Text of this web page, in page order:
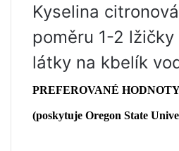
Kyselina
poměru 1-2
látky na kbelík
PREFEROVANÉ
(poskytuje Oregon State